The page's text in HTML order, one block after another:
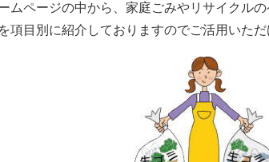
ムページの中から、家庭ごみやリサイクル
項目別に紹介しておりますのでご活用いただ